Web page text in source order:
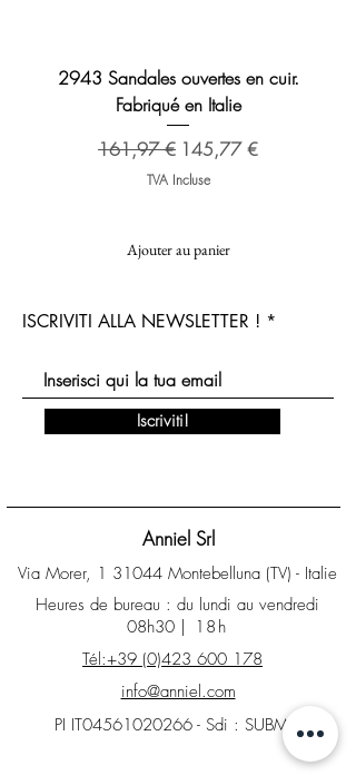
2943 Sandales ouvertes en cuir.
Fabriqué en Italie
Prix original
161,97 € Prix promotionnel
145,77 €
TVA Incluse
Ajouter au panier
Anniel Srl
Heures de bureau : du lundi au vendredi
08h30 | 18h
ISCRIVITI ALLA NEWSLETTER !
Iscriviti!
Tél:+39 (0)423 600 178
info@anniel.com
Via Morer, 1 31044 Montebelluna (TV) - Italie
PI IT04561020266 - Sdi : SUBM70N